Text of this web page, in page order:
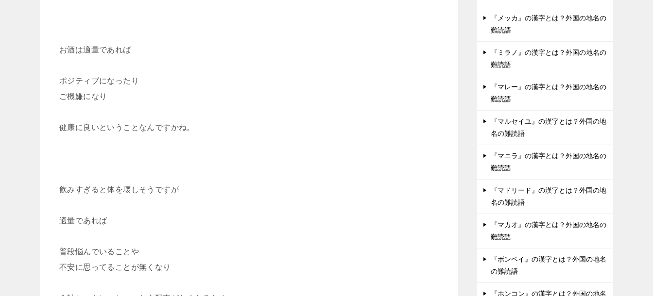
お酒は適量であれば
ポジティブになったり
ご機嫌になり
健康に良いということなんですかね。
飲みすぎると体を壊しそうですが
適量であれば
普段悩んでいることや
不安に思ってることが無くなり
『メッカ』の漢字とは？外国の地名の
難読語
『ミラノ』の漢字とは？外国の地名の
難読語
『マレー』の漢字とは？外国の地名の
難読語
『マルセイユ』の漢字とは？外国の地
名の難読語
『マニラ』の漢字とは？外国の地名の
難読語
『マドリード』の漢字とは？外国の地
名の難読語
『マカオ』の漢字とは？外国の地名の
難読語
『ボンベイ』の漢字とは？外国の地名
の難読語
『ホンコン』の漢字とは？外国の地名